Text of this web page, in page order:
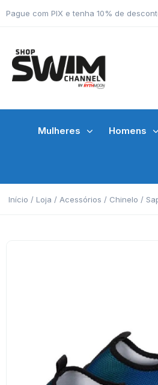
Pague com PIX e tenha 10% de
Mulheres Homens
Início / Loja / Acessórios / Chinelo /